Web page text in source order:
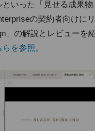
いった「見せる成果
の契約者向けに
」の解説とレビューを
を参照。